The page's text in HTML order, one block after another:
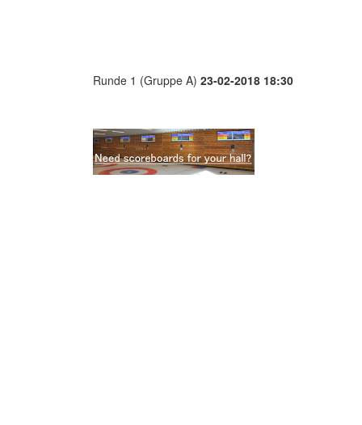
Runde 1 (Gruppe A) 23-02-2018 18:30